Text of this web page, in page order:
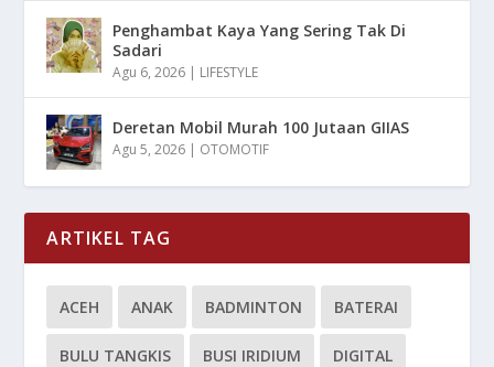
Penghambat Kaya Yang Sering Tak Di
Sadari
Agu 6, 2026 | LIFESTYLE
Deretan Mobil Murah 100 Jutaan GIIAS
Agu 5, 2026 | OTOMOTIF
ARTIKEL TAG
ACEH ANAK BADMINTON BATERAI
BULU TANGKIS BUSI IRIDIUM DIGITAL